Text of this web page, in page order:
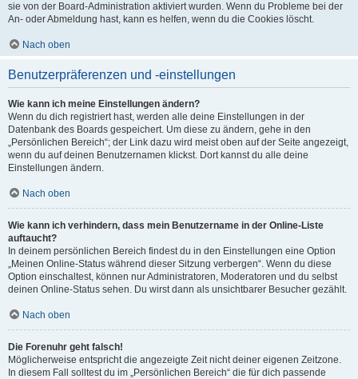
sie von der Board-Administration aktiviert wurden. Wenn du Probleme bei der
An- oder Abmeldung hast, kann es helfen, wenn du die Cookies löscht.
Nach oben
Benutzerpräferenzen und -einstellungen
Wie kann ich meine Einstellungen ändern?
Wenn du dich registriert hast, werden alle deine Einstellungen in der
Datenbank des Boards gespeichert. Um diese zu ändern, gehe in den
„Persönlichen Bereich“; der Link dazu wird meist oben auf der Seite angezeigt,
wenn du auf deinen Benutzernamen klickst. Dort kannst du alle deine
Einstellungen ändern.
Nach oben
Wie kann ich verhindern, dass mein Benutzername in der Online-Liste
auftaucht?
In deinem persönlichen Bereich findest du in den Einstellungen eine Option
„Meinen Online-Status während dieser Sitzung verbergen“. Wenn du diese
Option einschaltest, können nur Administratoren, Moderatoren und du selbst
deinen Online-Status sehen. Du wirst dann als unsichtbarer Besucher gezählt.
Nach oben
Die Forenuhr geht falsch!
Möglicherweise entspricht die angezeigte Zeit nicht deiner eigenen Zeitzone.
In diesem Fall solltest du im „Persönlichen Bereich“ die für dich passende